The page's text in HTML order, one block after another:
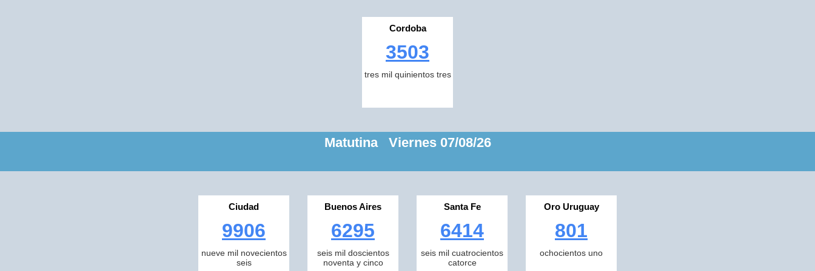
Cordoba
3503
tres mil quinientos tres
Matutina Viernes 07/08/26
Ciudad
9906
nueve mil novecientos
seis
Buenos Aires
6295
seis mil doscientos
noventa y cinco
Santa Fe
6414
seis mil cuatrocientos
catorce
Oro Uruguay
801
ochocientos uno